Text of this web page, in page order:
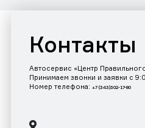
Контакты
Автосервис «Центр
Принимаем звонки и заявки с
Номер телефона: +7 (343)302-17-80